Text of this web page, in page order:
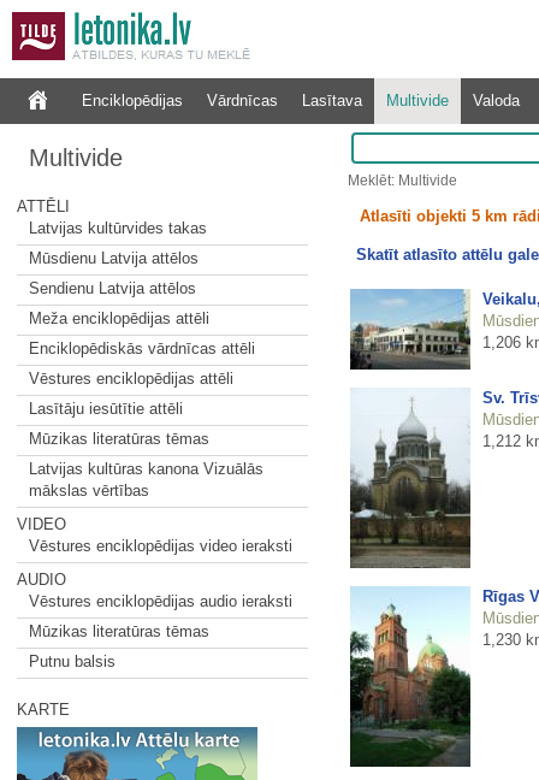
Enciklopēdijas Vārdnīcas Lasītava Multivide Valoda
Multivide
ATTĒLI
Latvijas kultūrvides takas
Mūsdienu Latvija attēlos
Sendienu Latvija attēlos
Meža enciklopēdijas attēli
Enciklopēdiskās vārdnīcas attēli
Vēstures enciklopēdijas attēli
Lasītāju iesūtītie attēli
Mūzikas literatūras tēmas
Latvijas kultūras kanona Vizuālās
mākslas vērtības
VIDEO
Vēstures enciklopēdijas video ieraksti
AUDIO
Vēstures enciklopēdijas audio ieraksti
Mūzikas literatūras tēmas
Putnu balsis
KARTE
Meklēt: Multivide
Atlasīti objekti 5 km
Skatīt atlasīto attēlu
1,206
Sv.
1,212
Rīgas
1,230